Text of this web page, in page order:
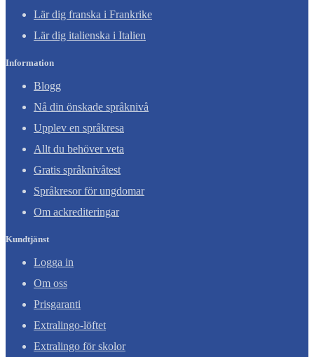
Lär dig franska i Frankrike
Lär dig italienska i Italien
Information
Blogg
Nå din önskade språknivå
Upplev en språkresa
Allt du behöver veta
Gratis språknivåtest
Språkresor för ungdomar
Om ackrediteringar
Kundtjänst
Logga in
Om oss
Prisgaranti
Extralingo-löftet
Extralingo för skolor